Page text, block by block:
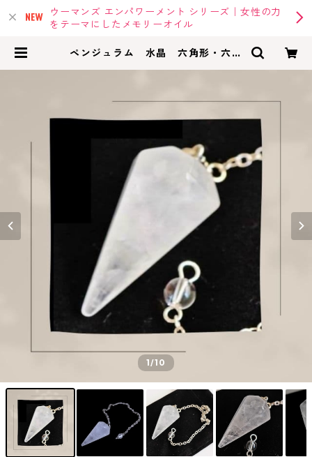
ウーマンズ エンパワーメント シリーズ｜女性の力
をテーマにしたメモリーオイル
ペンジュラム 水晶 六角形・六面
1/10